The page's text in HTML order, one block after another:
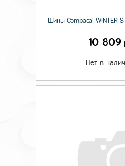
Шины Compasal WINTER
10 809
Нет в